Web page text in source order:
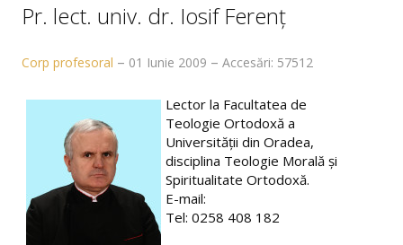
FACULTATE
Decan
Director de departament
Consiliul facultății
Consiliul departamentului
Pr. lect. univ. dr. Iosif Ferenţ
Corp profesoral 01 Iunie 2009 Accesări: 57512
Lector la Facultatea de
Teologie Ortodoxă a
Universităţii din Oradea,
disciplina Teologie Morală şi
Spiritualitate Ortodoxă.
E-mail:
Tel: 0258 408 182